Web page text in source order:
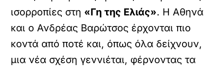
ισορροπίες στη «Γη της Ελιάς». Η Αθηνά
και ο Ανδρέας Βαρώτσος έρχονται πιο
κοντά από ποτέ και, όπως όλα δείχνουν,
μια νέα σχέση γεννιέται, φέρνοντας τα